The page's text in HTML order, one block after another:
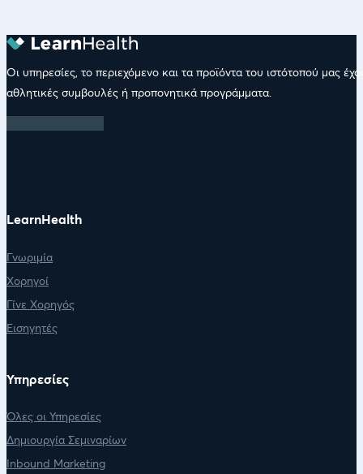
Οι υπηρεσίες, το περιεχόμενο και τα προϊόντα του ιστότοπού μας
αθλητικές συμβουλές ή προπονητικά προγράμματα.
LearnHealth
Γνωριμία
Χορηγοί
Γίνε Χορηγός
Εισηγητές
Υπηρεσίες
Όλες οι Υπηρεσίες
Δημιουργία Σεμιναρίων
Inbound Marketing